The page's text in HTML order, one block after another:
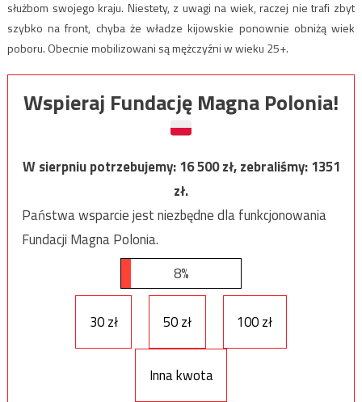
służbom swojego kraju. Niestety, z uwagi na wiek, raczej nie trafi zbyt
szybko na front, chyba że władze kijowskie ponownie obniżą wiek
poboru. Obecnie mobilizowani są mężczyźni w wieku 25+.
Wspieraj Fundację Magna Polonia!
W sierpniu potrzebujemy:16 500zł, zebraliśmy:1351
zł.
Państwa wsparcie jest niezbędne dla funkcjonowania
Fundacji Magna Polonia.
8%
30 zł 50 zł 100 zł
Inna kwota